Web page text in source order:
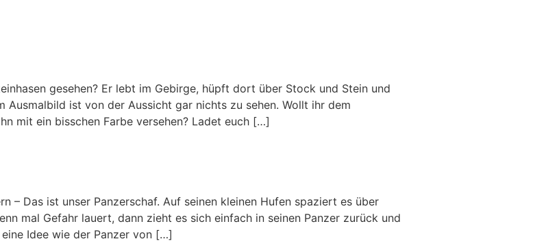
gesehen? Er lebt im Gebirge, hüpft dort über Stock und Stein und
Ausmalbild ist von der Aussicht gar nichts zu sehen. Wollt ihr dem
mit ein bisschen Farbe versehen? Ladet euch […]
– Das ist unser Panzerschaf. Auf seinen kleinen Hufen spaziert es über
mal Gefahr lauert, dann zieht es sich einfach in seinen Panzer zurück und
Idee wie der Panzer von […]